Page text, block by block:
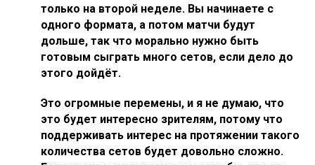
только на второй неделе. Вы начинаете с
одного формата, а потом матчи будут
дольше, так что морально нужно быть
готовым сыграть много сетов, если дело до
этого дойдёт.
Это огромные перемены, и я не думаю, что
это будет интересно зрителям, потому что
поддерживать интерес на протяжении такого
количества сетов будет довольно сложно.